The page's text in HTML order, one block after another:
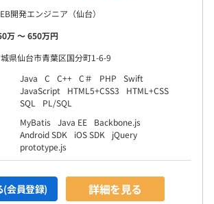
開発エンジニア（仙台）
万 〜 650万円
県仙台市青葉区国分町1-6-9
Java C C++ C＃ PHP
Swift
JavaScript
HTML5+CSS3
HTML+CSS
SQL
PL/SQL
MyBatis Java EE
Backbone.js
Android SDK
iOS SDK
jQuery
prototype.js
(会員登録) 詳細を見る